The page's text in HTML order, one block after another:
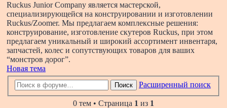
Ruckus Junior Company является мастерской,
специализирующейся на конструировании и изготовлении
Ruckus/Zoomer. Мы предлагаем комплексные решения:
конструирование, изготовление скутеров Ruckus, при этом
предлагаем уникальный и широкий ассортимент инвентаря,
запчастей, колес и сопутствующих товаров для ваших
“монстров дорог”.
Новая тема
Поиск Расширенный поиск
0 тем • Страница 1 из 1